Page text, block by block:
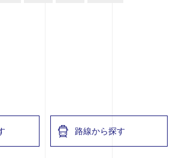
路線から探す